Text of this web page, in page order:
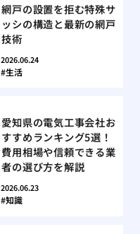
網戸の設置を拒む特殊サ
ッシの構造と最新の網戸
技術
2026.06.24
生活
愛知県の電気工事会社お
すすめランキング5選！
費用相場や信頼できる業
者の選び方を解説
2026.06.23
知識